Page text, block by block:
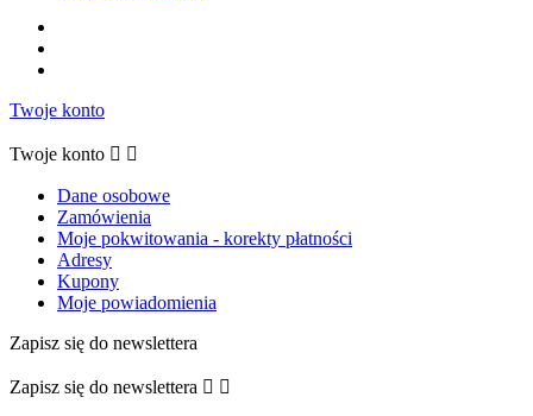
Twoje konto
Twoje konto  
Dane osobowe
Zamówienia
Moje pokwitowania - korekty płatności
Adresy
Kupony
Moje powiadomienia
Zapisz się do newslettera
Zapisz się do newslettera  